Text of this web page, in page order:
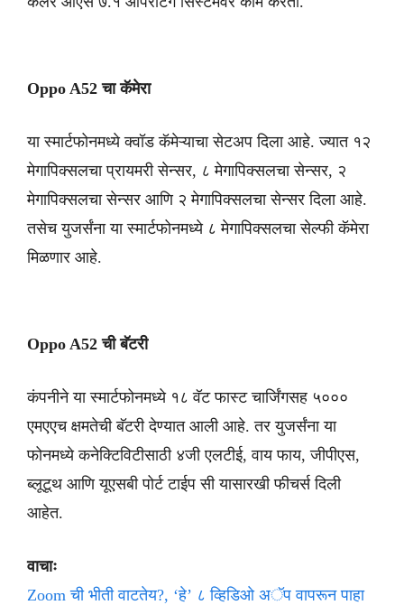
Oppo A52 चा कॅमेरा
या स्मार्टफोनमध्ये क्वॉड कॅमेऱ्याचा सेटअप दिला आहे. ज्यात १२
मेगापिक्सलचा प्रायमरी सेन्सर, ८ मेगापिक्सलचा सेन्सर, २
मेगापिक्सलचा सेन्सर आणि २ मेगापिक्सलचा सेन्सर दिला आहे.
तसेच युजर्संना या स्मार्टफोनमध्ये ८ मेगापिक्सलचा सेल्फी कॅमेरा
मिळणार आहे.
Oppo A52 ची बॅटरी
कंपनीने या स्मार्टफोनमध्ये १८ वॅट फास्ट चार्जिंगसह ५०००
एमएएच क्षमतेची बॅटरी देण्यात आली आहे. तर युजर्संना या
फोनमध्ये कनेक्टिविटीसाठी ४जी एलटीई, वाय फाय, जीपीएस,
ब्लूटूथ आणि यूएसबी पोर्ट टाईप सी यासारखी फीचर्स दिली
आहेत.
वाचाः
Zoom ची भीती वाटतेय?, ‘हे’ ८ व्हिडिओ अॅप वापरून पाहा